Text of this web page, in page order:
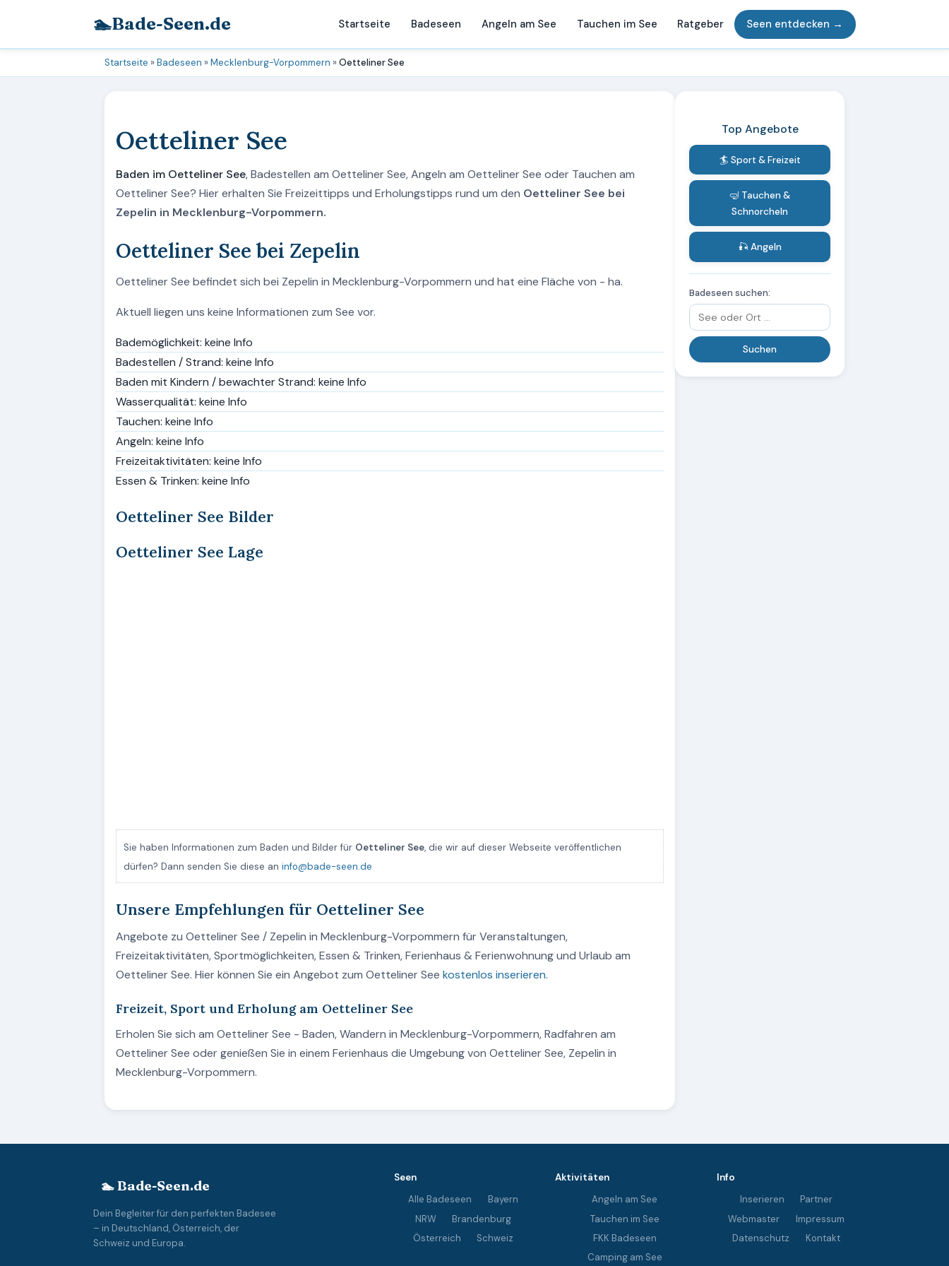
🏊Bade-Seen.de Startseite Badeseen Angeln am See Tauchen im See Ratgeber Seen entdecken →
Startseite »Badeseen »Mecklenburg-Vorpommern »Oetteliner See
Oetteliner See
Baden im Oetteliner See, Badestellen am Oetteliner See, Angeln am Oetteliner See oder Tauchen am
Oetteliner See? Hier erhalten Sie Freizeittipps und Erholungstipps rund um den Oetteliner See bei
Zepelin in Mecklenburg-Vorpommern.
Oetteliner See bei Zepelin
Oetteliner See befindet sich bei Zepelin in Mecklenburg-Vorpommern und hat eine Fläche von - ha.
Aktuell liegen uns keine Informationen zum See vor.
Bademöglichkeit: keine Info
Badestellen / Strand: keine Info
Baden mit Kindern / bewachter Strand: keine Info
Wasserqualität: keine Info
Tauchen: keine Info
Angeln: keine Info
Freizeitaktivitäten: keine Info
Essen & Trinken: keine Info
Oetteliner See Bilder
Oetteliner See Lage
Sie haben Informationen zum Baden und Bilder für Oetteliner See, die wir auf dieser Webseite veröffentlichen
dürfen? Dann senden Sie diese an info@bade-seen.de
Unsere Empfehlungen für Oetteliner See
Angebote zu Oetteliner See / Zepelin in Mecklenburg-Vorpommern für Veranstaltungen,
Freizeitaktivitäten, Sportmöglichkeiten, Essen & Trinken, Ferienhaus & Ferienwohnung und Urlaub am
Oetteliner See. Hier können Sie ein Angebot zum Oetteliner See kostenlos inserieren.
Freizeit, Sport und Erholung am Oetteliner See
Erholen Sie sich am Oetteliner See - Baden, Wandern in Mecklenburg-Vorpommern, Radfahren am
Oetteliner See oder genießen Sie in einem Ferienhaus die Umgebung von Oetteliner See, Zepelin in
Mecklenburg-Vorpommern.
Top Angebote
🏄 Sport & Freizeit
🤿 Tauchen &
Schnorcheln
🎣 Angeln
Badeseen suchen:
🏊 Bade-Seen.de
Dein Begleiter für den perfekten Badesee
– in Deutschland, Österreich, der
Schweiz und Europa.
Seen
Alle Badeseen
Bayern
NRW
Brandenburg
Österreich
Schweiz
Aktivitäten
Angeln am See
Tauchen im See
FKK Badeseen
Camping am See
Info
Inserieren
Partner
Webmaster
Impressum
Datenschutz
Kontakt